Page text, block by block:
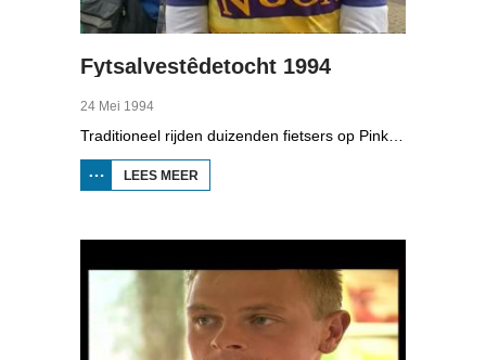
Fytsalvestêdetocht 1994
24 Mei 1994
LEES MEER
FYTSALVESTÊDETOCHT